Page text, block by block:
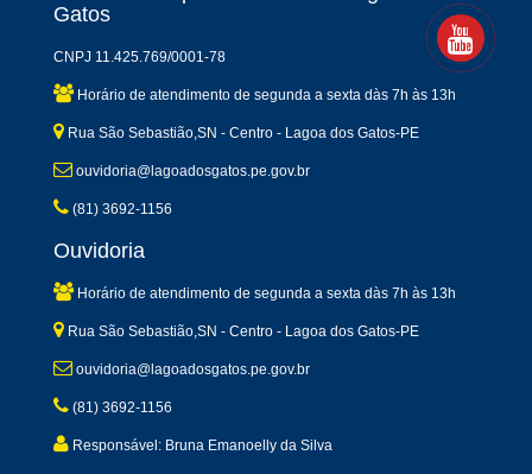
Gatos
CNPJ 11.425.769/0001-78
Horário de atendimento de segunda a sexta dàs 7h às 13h
Rua São Sebastião,SN - Centro - Lagoa dos Gatos-PE
ouvidoria@lagoadosgatos.pe.gov.br
(81) 3692-1156
Ouvidoria
Horário de atendimento de segunda a sexta dàs 7h às 13h
Rua São Sebastião,SN - Centro - Lagoa dos Gatos-PE
ouvidoria@lagoadosgatos.pe.gov.br
(81) 3692-1156
Responsável: Bruna Emanoelly da Silva